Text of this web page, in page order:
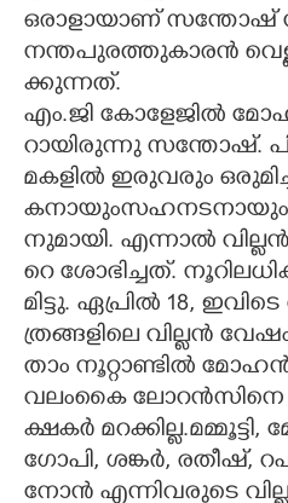
​ഒ​രാ​ളാ​യാ​ണ് ​സ​ന്തോ​ഷ്
ന​ന്ത​പു​ര​ത്തു​കാ​ര​ൻ​
ക്കു​ന്ന​ത്.
എം.​ജി​ ​കോ​ളേ​ജി​ൽ​
റാ​യി​രു​ന്നു​ ​സ​ന്തോ​ഷ്.​
മ​ക​ളി​ൽ​ ​ഇ​രു​വ​രും​
ക​നാ​യുംസ​ഹ​ന​ട​നാ​യും​
നു​മാ​യി.​ ​എ​ന്നാ​ൽ​
റെ​ ​ശോ​ഭി​ച്ച​ത്.​
മി​ട്ടു. ഏ​പ്രി​ൽ​ 18,​
ത്ര​ങ്ങ​ളി​ലെ​ ​വി​ല്ല​ൻ​
താം​ ​നൂ​റ്റാ​ണ്ടി​ൽ​
​വ​ലം​കൈ ലോ​റ​ൻ​സി​നെ​
ക്ഷ​ക​ർ​
​ഗോ​പി,​ ​ശ​ങ്ക​ർ,​ ​ര​തീ​ഷ്,​
നോ​ൻ​ ​എ​ന്നി​വ​രു​ടെ​